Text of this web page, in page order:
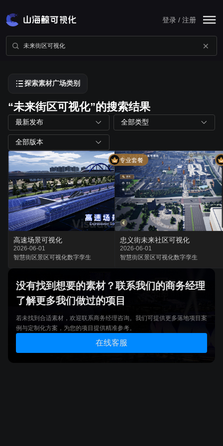
登录 / 注册
探索素材广场类别
“未来街区可视化”的搜索结果
最新发布 全部类型
全部版本
专业套餐
高速场景可视化
2026-06-01
智慧街区景区可视化数字孪生
忠义街未来社区可视化
2026-06-01
智慧街区景区可视化数字孪生
没有找到想要的素材？联系我们的商务经理
了解更多我们做过的项目
若未找到合适素材，欢迎联系商务经理咨询。我们可提供更多落地项目案
例与定制化方案，为您的项目提供精准参考。
在线客服